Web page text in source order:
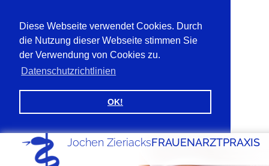
Diese Webseite verwendet Cookies. Durch
die Nutzung dieser Webseite stimmen Sie
der Verwendung von Cookies zu.
Datenschutzrichtlinien
OK!
FRAUENARZTPRAXIS
Jochen Zieriacks